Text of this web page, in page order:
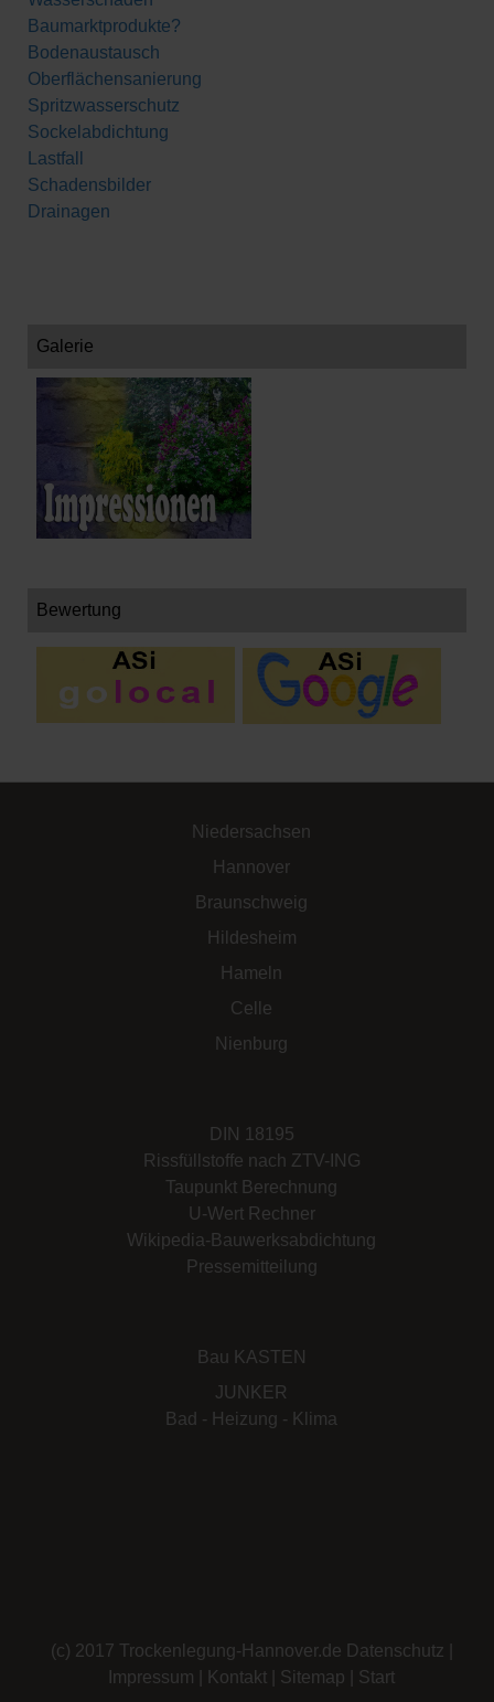
Besichtigung u. Fachberatung,
Schadensanalysen:
Baumarktprodukte?
Bodenaustausch
Oberflächensanierung
Spritzwasserschutz
Sockelabdichtung
Lastfall
Schadensbilder
Drainagen
Galerie
Bewertung
Niedersachsen
Hannover
Braunschweig
Hildesheim
Hameln
Celle
Nienburg
DIN 18195
Rissfüllstoffe nach ZTV-ING
Taupunkt Berechnung
U-Wert Rechner
Wikipedia-Bauwerksabdichtung
Pressemitteilung
Bau KASTEN
JUNKER
Bad - Heizung - Klima
(c) 2017 Trockenlegung-Hannover.de Datenschutz
Impressum
Kontakt Sitemap Start